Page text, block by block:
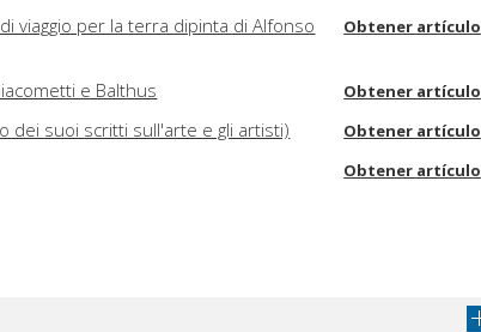
viaggio per la terra dipinta di Alfonso
Obtener artículo
e Balthus Obtener artículo
dei suoi scritti sull'arte e gli artisti) Obtener artículo
Obtener artículo